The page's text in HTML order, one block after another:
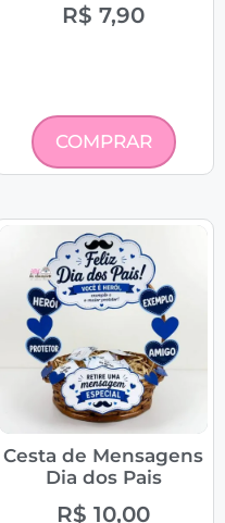
R$ 7,90
COMPRAR
Cesta de Mensagens
Dia dos Pais
R$ 10,00